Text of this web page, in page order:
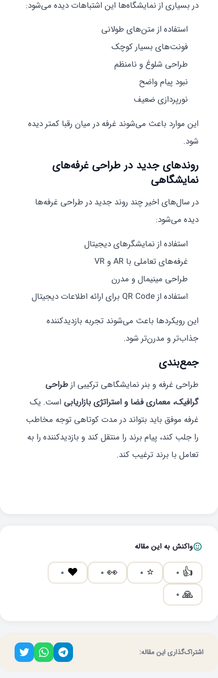
در بسیاری از نمایشگاه‌ها این اشتباهات دیده می‌شود:
استفاده از متن‌های طولانی
فونت‌های بسیار کوچک
طراحی شلوغ و نامنظم
نبود پیام واضح
نورپردازی ضعیف
این موارد باعث می‌شوند غرفه در میان رقبا کمتر دیده
شود.
روندهای جدید در طراحی غرفه‌های
نمایشگاهی
در سال‌های اخیر چند روند جدید در طراحی غرفه‌ها
دیده می‌شود:
استفاده از نمایشگرهای دیجیتال
غرفه‌های تعاملی با AR و VR
طراحی مینیمال و مدرن
استفاده از QR Code برای ارائه اطلاعات دیجیتال
این رویکردها باعث می‌شوند تجربه بازدیدکننده
جذاب‌تر و مدرن‌تر شود.
جمع‌بندی
طراحی غرفه و بنر نمایشگاهی ترکیبی ازطراحی
گرافیک، معماری فضا و استراتژی بازاریابی است. یک
غرفه موفق باید بتواند در مدت کوتاهی توجه مخاطب
را جلب کند، پیام برند را منتقل کند و بازدیدکننده را به
تعامل با برند ترغیب کند.
واکنش به این مقاله
👍
0
⭐
0
👀
0
❤️
0
🙏
0
اشتراک‌گذاری این مقاله: